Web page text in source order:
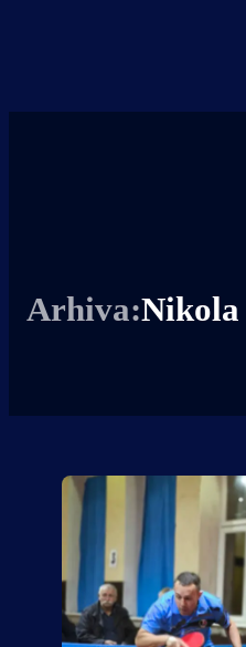
Arhiva: